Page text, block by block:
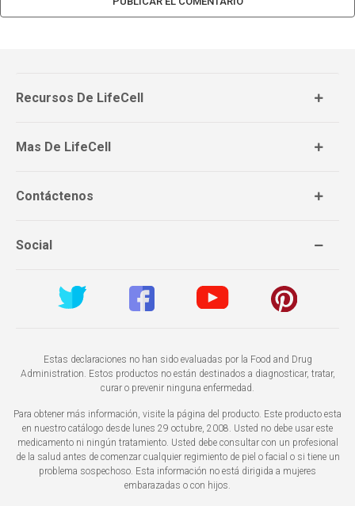
Recursos De LifeCell
Mas De LifeCell
Contáctenos
Social
Estas declaraciones no han sido evaluadas por la Food and Drug
Administration. Estos productos no están destinados a diagnosticar, tratar,
curar o prevenir ninguna enfermedad.
Para obtener más información, visite la página del producto. Este producto esta
en nuestro catálogo desde lunes 29 octubre, 2008. Usted no debe usar este
medicamento ni ningún tratamiento. Usted debe consultar con un profesional
de la salud antes de comenzar cualquier regimiento de piel o facial o si tiene un
problema sospechoso. Esta información no está dirigida a mujeres
embarazadas o con hijos.